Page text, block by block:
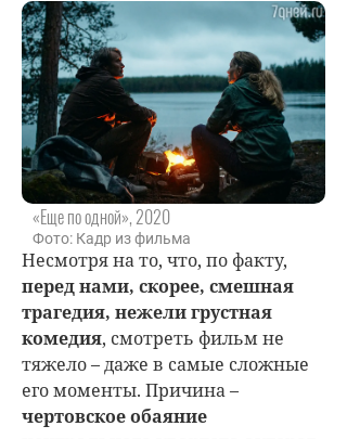
«Еще по одной», 2020
Фото: Кадр из фильма
Несмотря на то, что, по факту,
перед нами, скорее, смешная
трагедия, нежели грустная
комедия, смотреть фильм не
тяжело – даже в самые сложные
его моменты. Причина –
чертовское обаяние